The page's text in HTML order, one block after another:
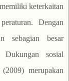
keterkaitan
Dengan
sebagian besar
sosial
merupakan